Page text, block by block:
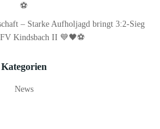
⚽
– Starke Aufholjagd bringt 3:2-Sieg
FV Kindsbach II 💙🖤⚽
Kategorien
News